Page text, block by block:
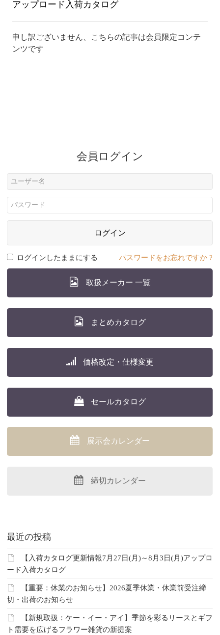
アップロード入荷カタログ
申し訳ございません、こちらの記事は会員限定コンテ
ンツです
会員ログイン
ログイン
ログインしたままにする パスワードをお忘れですか ?
取扱メーカー 一覧
まとめカタログ
価格改定・仕様変更
セールカタログ
展示会カレンダー
締切カレンダー
最近の投稿
【入荷カタログ更新情報7月27日(月)～8月3日(月)アップロ
ード入荷カタログ
【重要：休業のお知らせ】2026夏季休業・休業前受注締
切・出荷のお知らせ
【新規取扱：ケー・イー・アイ】季節を彩るリースとギフ
ト需要を広げるフラワー雑貨の新提案